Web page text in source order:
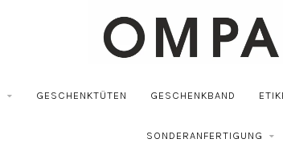
GESCHENKTÜTEN GESCHENKBAND
SONDERANFERTIGUNG